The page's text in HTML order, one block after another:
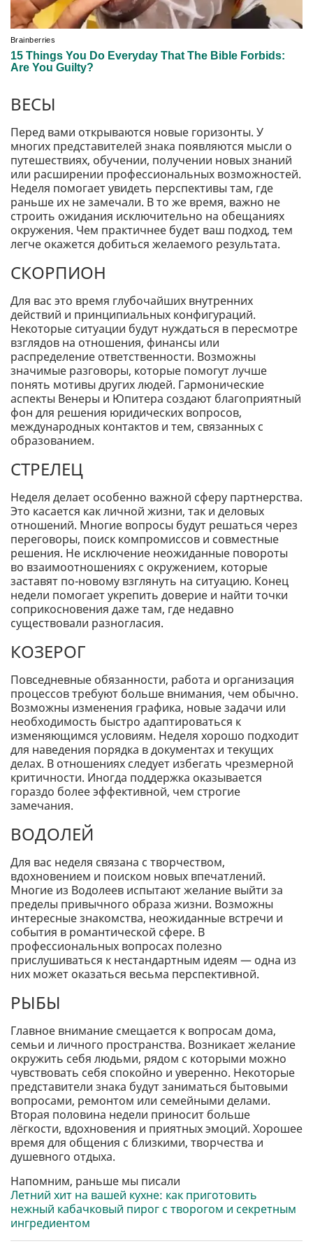
ВЕСЫ
Перед вами открываются новые горизонты. У
многих представителей знака появляются мысли о
путешествиях, обучении, получении новых знаний
или расширении профессиональных возможностей.
Неделя помогает увидеть перспективы там, где
раньше их не замечали. В то же время, важно не
строить ожидания исключительно на обещаниях
окружения. Чем практичнее будет ваш подход, тем
легче окажется добиться желаемого результата.
СКОРПИОН
Для вас это время глубочайших внутренних
действий и принципиальных конфигураций.
Некоторые ситуации будут нуждаться в пересмотре
взглядов на отношения, финансы или
распределение ответственности. Возможны
значимые разговоры, которые помогут лучше
понять мотивы других людей. Гармонические
аспекты Венеры и Юпитера создают благоприятный
фон для решения юридических вопросов,
международных контактов и тем, связанных с
образованием.
СТРЕЛЕЦ
Неделя делает особенно важной сферу партнерства.
Это касается как личной жизни, так и деловых
отношений. Многие вопросы будут решаться через
переговоры, поиск компромиссов и совместные
решения. Не исключение неожиданные повороты
во взаимоотношениях с окружением, которые
заставят по-новому взглянуть на ситуацию. Конец
недели помогает укрепить доверие и найти точки
соприкосновения даже там, где недавно
существовали разногласия.
КОЗЕРОГ
Повседневные обязанности, работа и организация
процессов требуют больше внимания, чем обычно.
Возможны изменения графика, новые задачи или
необходимость быстро адаптироваться к
изменяющимся условиям. Неделя хорошо подходит
для наведения порядка в документах и ​​текущих
делах. В отношениях следует избегать чрезмерной
критичности. Иногда поддержка оказывается
гораздо более эффективной, чем строгие
замечания.
ВОДОЛЕЙ
Для вас неделя связана с творчеством,
вдохновением и поиском новых впечатлений.
Многие из Водолеев испытают желание выйти за
пределы привычного образа жизни. Возможны
интересные знакомства, неожиданные встречи и
события в романтической сфере. В
профессиональных вопросах полезно
прислушиваться к нестандартным идеям — одна из
них может оказаться весьма перспективной.
РЫБЫ
Главное внимание смещается к вопросам дома,
семьи и личного пространства. Возникает желание
окружить себя людьми, рядом с которыми можно
чувствовать себя спокойно и уверенно. Некоторые
представители знака будут заниматься бытовыми
вопросами, ремонтом или семейными делами.
Вторая половина недели приносит больше
лёгкости, вдохновения и приятных эмоций. Хорошее
время для общения с близкими, творчества и
душевного отдыха.
Напомним, раньше мы писали
Летний хит на вашей кухне: как приготовить
нежный кабачковый пирог с творогом и секретным
ингредиентом